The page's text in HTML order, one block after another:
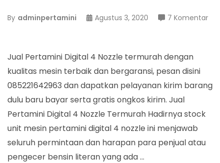
By adminpertamini Agustus 3, 2020 7 Komentar
Jual Pertamini Digital 4 Nozzle termurah dengan
kualitas mesin terbaik dan bergaransi, pesan disini
085221642963 dan dapatkan pelayanan kirim barang
dulu baru bayar serta gratis ongkos kirim. Jual
Pertamini Digital 4 Nozzle Termurah Hadirnya stock
unit mesin pertamini digital 4 nozzle ini menjawab
seluruh permintaan dan harapan para penjual atau
pengecer bensin literan yang ada …